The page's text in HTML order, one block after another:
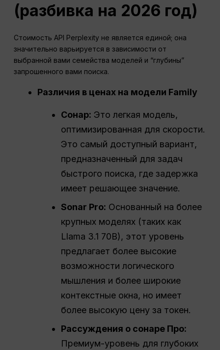
(разбивка на 2026 год)
Стоимость API Perplexity не является единой; она
значительно варьируется в зависимости от
выбранной вами семейства моделей и “глубины”
запрошенного вами поиска.
Различия в ценах на модели Family
Сонар: Это легкая модель,
оптимизированная для скорости.
Это самый доступный вариант,
предназначенный для задач
быстрого поиска, где задержка
имеет решающее значение.
Sonar Pro: Основанный на более
крупных моделях (таких как
Llama 3.1 70B), этот уровень
предлагает более высокие
возможности логического
мышления и более широкие
контекстные окна, но имеет
более высокую цену за токен.
Рассуждения о сонаре Про:
Премиум-уровень для глубоких